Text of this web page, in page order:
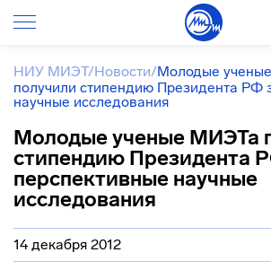
НИУ МИЭТ/Новости/Молодые
получили стипендию Президента РФ
научные исследования
Молодые ученые МИЭТа
стипендию Президента
перспективные научные
исследования
14 декабря 2012